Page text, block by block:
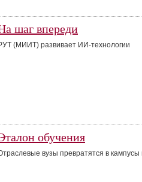
шаг впереди
(МИИТ) развивает ИИ-технологии
обучения
вузы превратятся в кампусы